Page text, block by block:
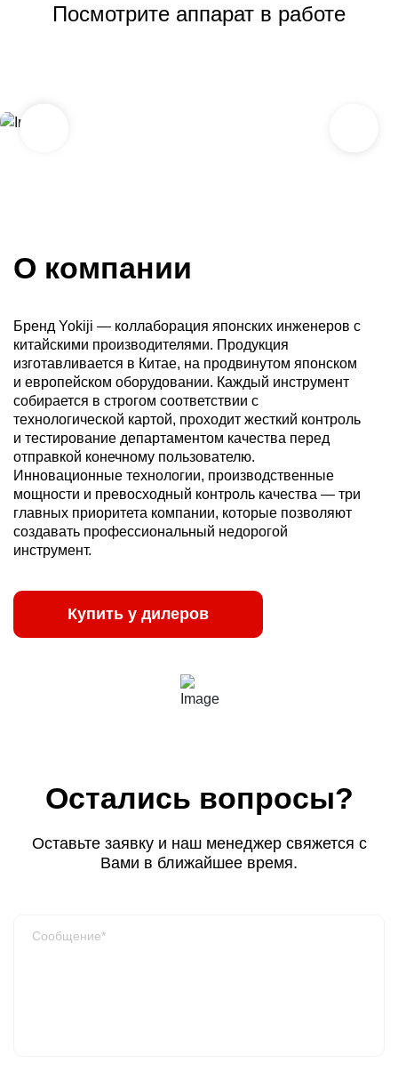
Посмотрите аппарат в работе
О компании
Бренд Yokiji — коллаборация японских инженеров с
китайскими производителями. Продукция
изготавливается в Китае, на продвинутом японском
и европейском оборудовании. Каждый инструмент
собирается в строгом соответствии с
технологической картой, проходит жесткий контроль
и тестирование департаментом качества перед
отправкой конечному пользователю.
Инновационные технологии, производственные
мощности и превосходный контроль качества — три
главных приоритета компании, которые позволяют
создавать профессиональный недорогой
инструмент.
Купить у дилеров
Остались вопросы?
Оставьте заявку и наш менеджер свяжется с
Вами в ближайшее время.